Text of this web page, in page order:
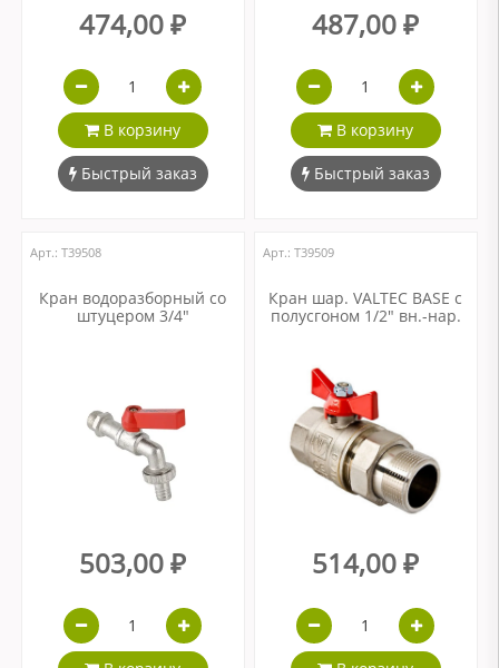
474,00 ₽
В корзину
Быстрый заказ
487,00 ₽
В корзину
Быстрый заказ
Арт.: Т39508
Кран водоразборный со
штуцером 3/4"
503,00 ₽
Арт.: Т39509
Кран шар. VALTEC BASE с
полусгоном 1/2" вн.-нар.
514,00 ₽